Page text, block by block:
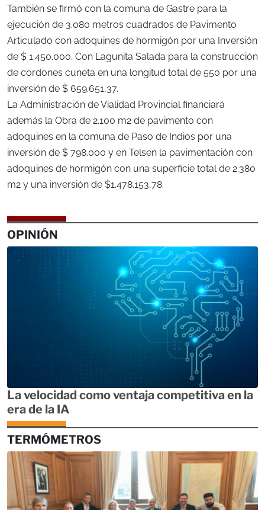
También se firmó con la comuna de Gastre para la
ejecución de 3.080 metros cuadrados de Pavimento
Articulado con adoquines de hormigón por una Inversión
de $ 1.450.000. Con Lagunita Salada para la construcción
de cordones cuneta en una longitud total de 550 por una
inversión de $ 659.651,37.
La Administración de Vialidad Provincial financiará
además la Obra de 2.100 m2 de pavimento con
adoquines en la comuna de Paso de Indios por una
inversión de $ 798.000 y en Telsen la pavimentación con
adoquines de hormigón con una superficie total de 2.380
m2 y una inversión de $1.478.153,78.
OPINIÓN
La velocidad como ventaja competitiva en la
era de la IA
TERMÓMETROS